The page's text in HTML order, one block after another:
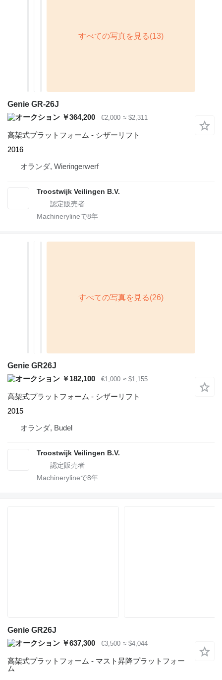
Genie GR-26J
￥364,200
€2,000 ≈ $2,311
高架式プラットフォーム - シザーリフト
2016
オランダ, Wieringerwerf
Troostwijk Veilingen B.V.
Machinerylineで8年
Genie GR26J
￥182,100
€1,000 ≈ $1,155
高架式プラットフォーム - シザーリフト
2015
オランダ, Budel
Troostwijk Veilingen B.V.
Machinerylineで8年
Genie GR26J
￥637,300
€3,500 ≈ $4,044
高架式プラットフォーム - マスト昇降プラットフォー
ム